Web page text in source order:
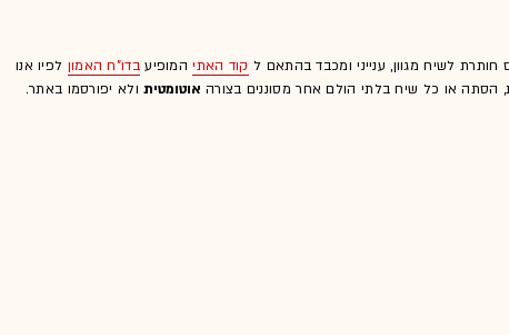
לשיח מגוון, ענייני ומכבד בהתאם ל קוד האתיהמופיעבדו"ח האמון לפיו אנו
הסתה או כל שיח בלתי הולם אחר מסוננים בצורה אוטומטיתולא יפורסמו באתר.